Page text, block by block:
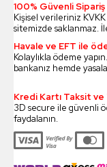
100% Güvenli Sipariş
Kişisel verileriniz
sitemizde saklanmaz.
Havale ve EFT ile
Kolaylıkla ödeme
bankanız hemde
Kredi Kartı Taksit ve
3D secure ile güvenli
faydalanın.